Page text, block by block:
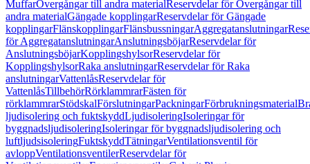
MuffarÖvergångar till andra materialReservdelar för Övergångar till
andra materialGängade kopplingarReservdelar för Gängade
kopplingarFlänskopplingarFlänsbussningarAggregatanslutningar
för AggregatanslutningarAnslutningsböjarReservdelar för
AnslutningsböjarKopplingshylsorReservdelar för
KopplingshylsorRaka anslutningarReservdelar för Raka
anslutningarVattenlåsReservdelar för
VattenlåsTillbehörRörklammrarFästen för
rörklammrarStödskalFörslutningarPackningarFörbrukningsmaterial
ljudisolering och fuktskyddLjudisoleringIsoleringar för
byggnadsljudisoleringIsoleringar för byggnadsljudisolering och
luftljudsisoleringFuktskyddTätningarVentilationsventil för
avloppVentilationsventilerReservdelar för